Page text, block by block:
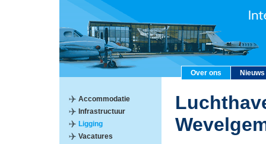
Over ons Nieuws
Accommodatie
Infrastructuur
Ligging
Vacatures